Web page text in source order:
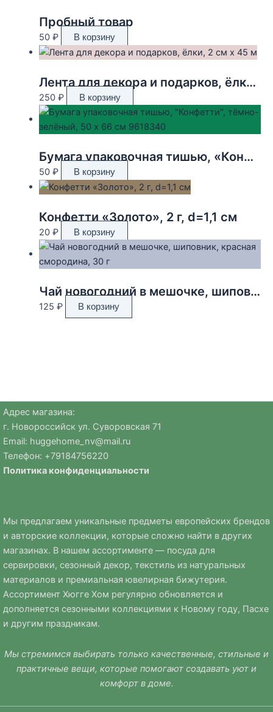
Пробный товар
50 ₽ В корзину
Лента для декора и подарков, ёлки, 2 см х 45 м
250 ₽ В корзину
Бумага упаковочная тишью, «Конфетти», тёмно-зелёный, 50 х 66 см 9618340
50 ₽ В корзину
Конфетти «Золото», 2 г, d=1,1 см
20 ₽ В корзину
Чай новогодний в мешочке, шиповник, красная смородина, 30 г
125 ₽ В корзину
Адрес магазина:
г. Новороссийск ул. Суворовская 71
Email: huggehome_nv@mail.ru
Телефон: +79184756220
Политика конфиденциальности
Мы предлагаем уникальные предметы европейских брендов
и авторские коллекции, которые сложно найти в других
магазинах. В нашем ассортименте — посуда для
сервировки, сезонный декор, текстиль из натуральных
материалов и премиальная ювелирная бижутерия.
Ассортимент Хюгге Хом регулярно обновляется и
дополняется сезонными коллекциями к Новому году, Пасхе
и другим праздникам.
Мы стремимся выбирать только качественные, стильные и
практичные вещи, которые помогают создавать уют и
комфорт в доме.